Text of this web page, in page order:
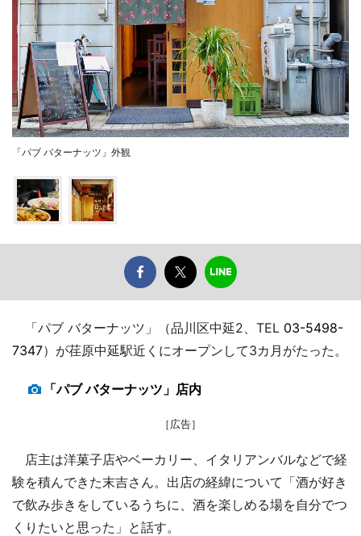
「パブ バターナッツ」外観
「パブ バターナッツ」（品川区中延2、TEL 03-5498-
7347）が荏原中延駅近くにオープンして3カ月がたった。
「パブ バターナッツ」店内
［広告］
店主は洋菓子店やベーカリー、イタリアンバルなどで経
験を積んできた末吉さん。出店の経緯について「酒が好き
で飲み歩きをしているうちに、酒を楽しめる場を自分でつ
くりたいと思った」と話す。